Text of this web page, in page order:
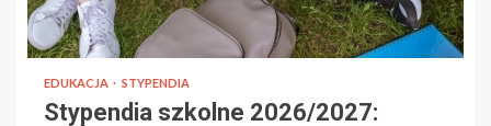
EDUKACJA STYPENDIA
Stypendia szkolne 2026/2027: